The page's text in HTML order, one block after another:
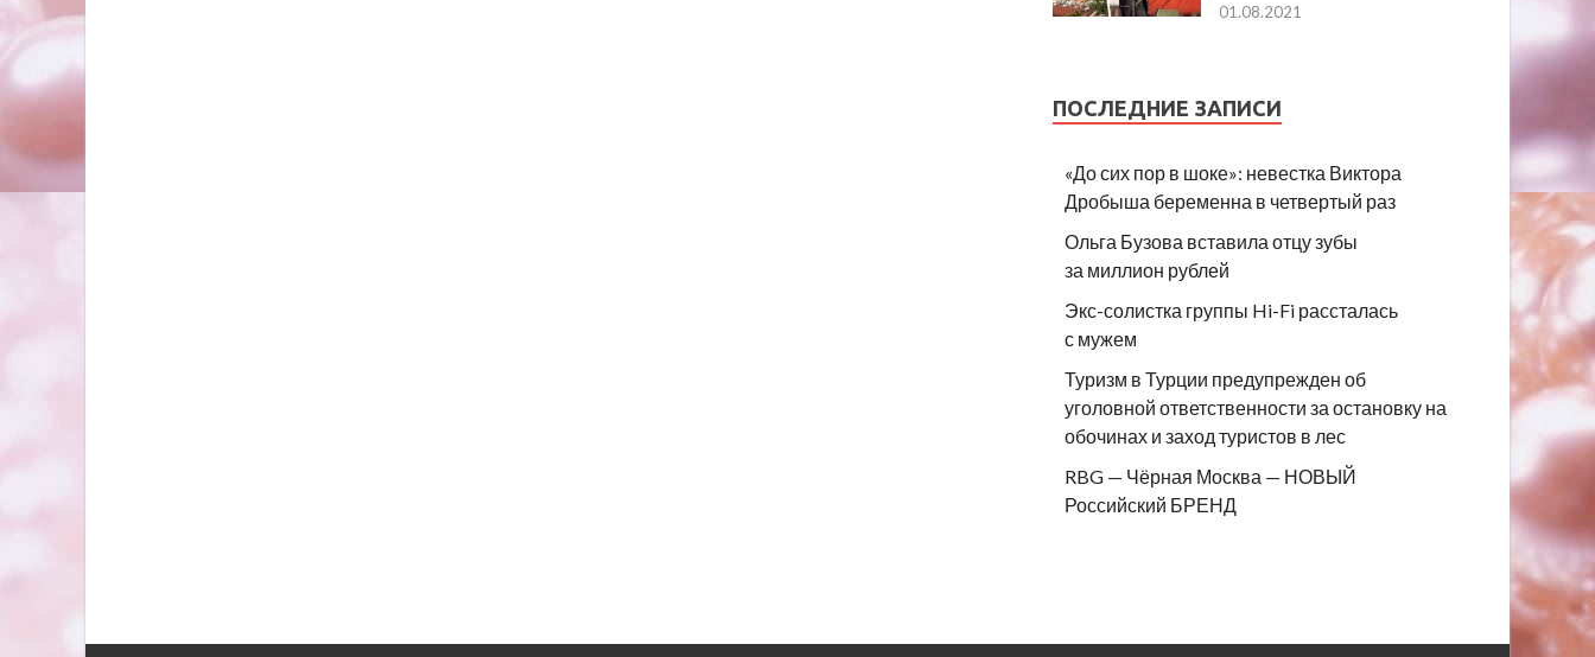
01.08.2021
ПОСЛЕДНИЕ ЗАПИСИ
«До сих пор в шоке»: невестка Виктора
Дробыша беременна в четвертый раз
Ольга Бузова вставила отцу зубы
за миллион рублей
Экс-солистка группы Hi-Fi рассталась
с мужем
Туризм в Турции предупрежден об
уголовной ответственности за остановку на
обочинах и заход туристов в лес
RBG — Чёрная Москва — НОВЫЙ
Российский БРЕНД